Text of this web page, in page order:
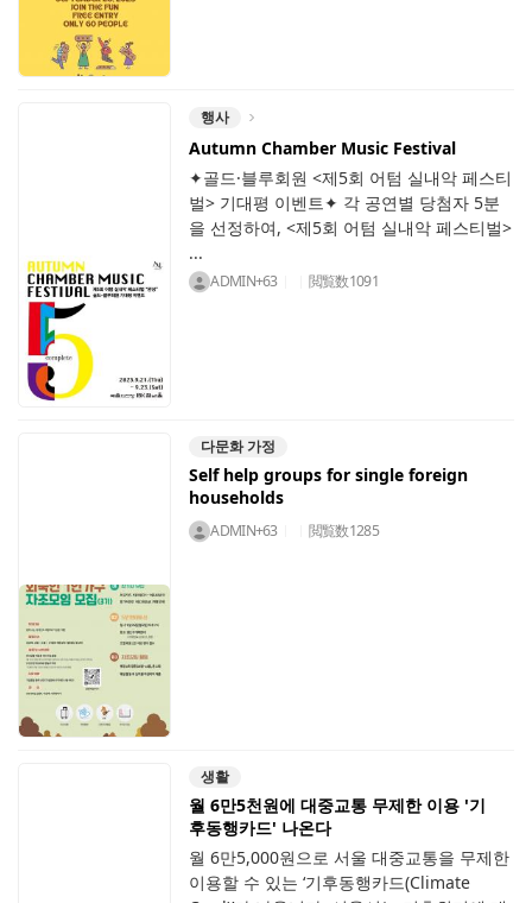
행사
Autumn Chamber Music Festival
✦골드·블루회원 <제5회 어텀 실내악 페스티
벌> 기대평 이벤트✦ 각 공연별 당첨자 5분
을 선정하여, <제5회 어텀 실내악 페스티벌>
...
ADMIN+63 閲覧数1091
다문화 가정
Self help groups for single foreign
households
ADMIN+63 閲覧数1285
생활
월 6만5천원에 대중교통 무제한 이용 '기
후동행카드' 나온다
월 6만5,000원으로 서울 대중교통을 무제한
이용할 수 있는 ‘기후동행카드(Climate